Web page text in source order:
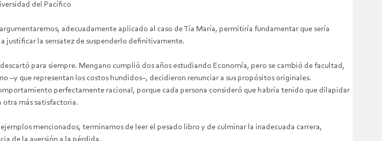
del Pacífico
adecuadamente aplicado al caso de Tía María, permitiría fundamentar que sería
justificar la sensatez de suspenderlo definitivamente.
para siempre. Mengano cumplió dos años estudiando Economía, pero se cambió de facultad,
–y que representan los costos hundidos–, decidieron renunciar a sus propósitos originales.
perfectamente racional, porque cada persona consideró que habría tenido que dilapidar
otra más satisfactoria.
mencionados, terminamos de leer el pesado libro y de culminar la inadecuada carrera,